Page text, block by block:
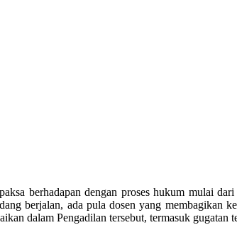
berhadapan dengan proses hukum mulai
berjalan, ada pula dosen yang membagikan
dalam Pengadilan tersebut, termasuk gugatan